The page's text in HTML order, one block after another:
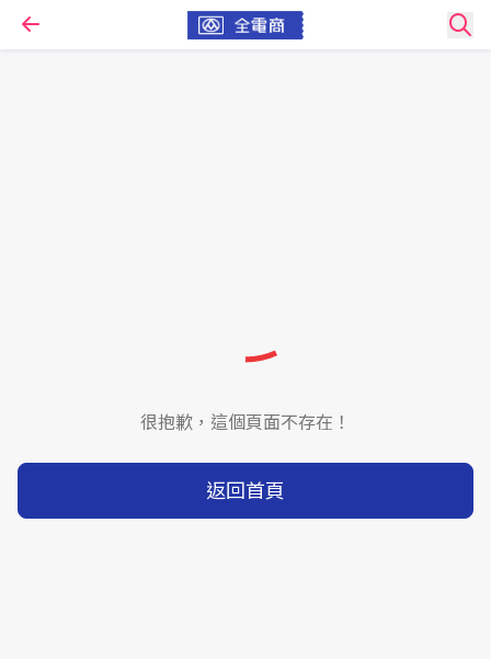
很抱歉，這個頁面不存在！
返回首頁